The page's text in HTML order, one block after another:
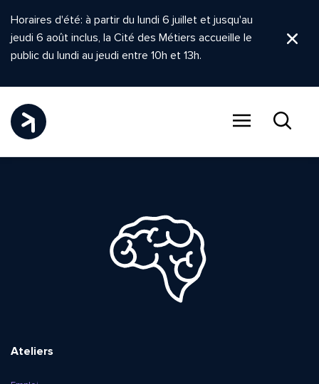
Horaires d'été: à partir du lundi 6 juillet et jusqu'au
jeudi 6 août inclus, la Cité des Métiers accueille le
public du lundi au jeudi entre 10h et 13h.
Ateliers